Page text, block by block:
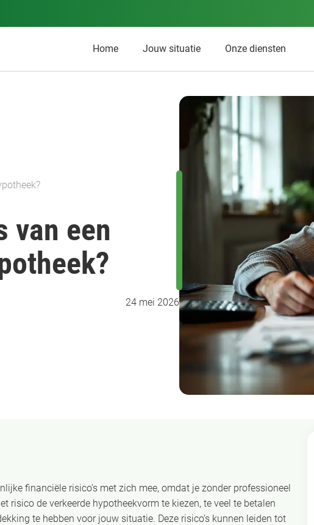
Home Jouw situatie Onze diensten
van een
24 mei 2026
financiële risico’s met zich mee, omdat je zonder professioneel
risico de verkeerde hypotheekvorm te kiezen, te veel te betalen
te hebben voor jouw situatie. Deze risico’s kunnen leiden tot